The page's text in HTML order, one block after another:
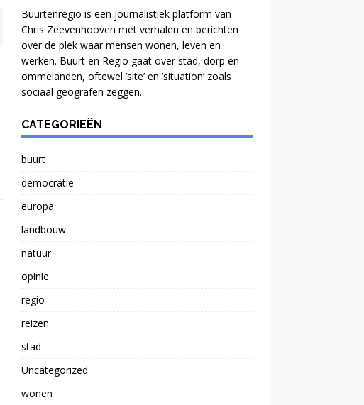
Buurtenregio is een journalistiek platform van
Chris Zeevenhooven met verhalen en berichten
over de plek waar mensen wonen, leven en
werken. Buurt en Regio gaat over stad, dorp en
ommelanden, oftewel ’site’ en ’situation’ zoals
sociaal geografen zeggen.
CATEGORIEËN
buurt
democratie
europa
landbouw
natuur
opinie
regio
reizen
stad
Uncategorized
wonen